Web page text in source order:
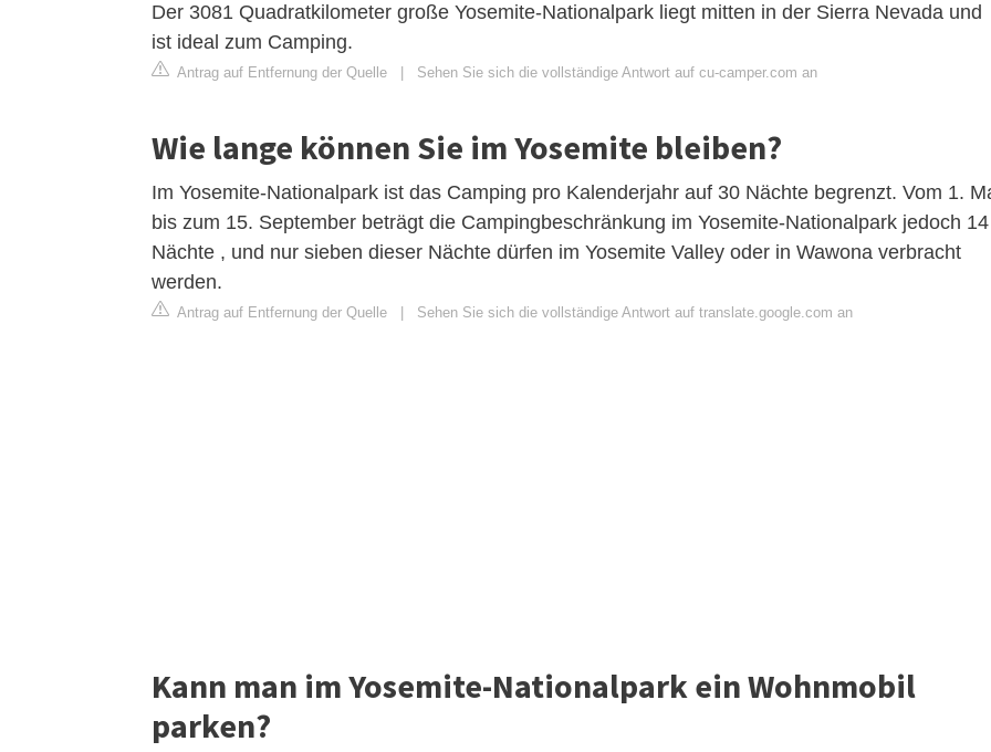
Der 3081 Quadratkilometer große Yosemite-Nationalpark liegt mitten in der Sierra Nevada und
ist ideal zum Camping.
Antrag auf Entfernung der Quelle Sehen Sie sich die vollständige Antwort auf cu-camper.com an
Wie lange können Sie im Yosemite bleiben?
Im Yosemite-Nationalpark ist das Camping pro Kalenderjahr auf 30 Nächte begrenzt. Vom 1.
bis zum 15. September beträgt die Campingbeschränkung im Yosemite-Nationalpark jedoch 14
Nächte , und nur sieben dieser Nächte dürfen im Yosemite Valley oder in Wawona verbracht
werden.
Antrag auf Entfernung der Quelle Sehen Sie sich die vollständige Antwort auf translate.google.com an
Kann man im Yosemite-Nationalpark ein Wohnmobil
parken?